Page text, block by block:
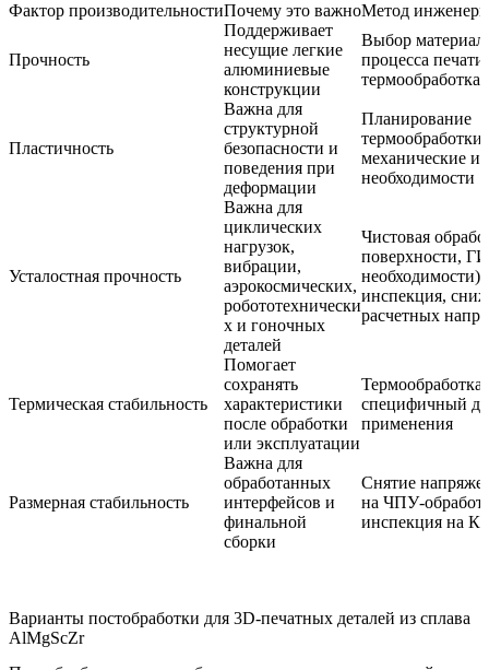
Фактор производительностиПочему это важноМетод
Прочность
Поддерживает
несущие легкие
алюминиевые
конструкции
Выбор
процесса печати,
Пластичность
Важна для
структурной
безопасности и
поведения при
деформации
Планирование
термообработки
механические
необходимости
Усталостная прочность
Важна для
циклических
нагрузок,
вибрации,
аэрокосмических,
робототехнически
х и гоночных
деталей
Чистовая
поверхности,
инспекция,
расчетных
Термическая стабильность
Помогает
сохранять
характеристики
после обработки
или эксплуатации
Термообработка
специфичный
применения
Размерная стабильность
Важна для
обработанных
интерфейсов и
финальной
сборки
Снятие
на ЧПУ-
инспекция на
Варианты постобработки для 3D-печатных деталей из сплава
AlMgScZr